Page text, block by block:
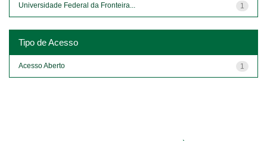
1
Universidade Federal da Fronteira...
Tipo de Acesso
1
Acesso Aberto